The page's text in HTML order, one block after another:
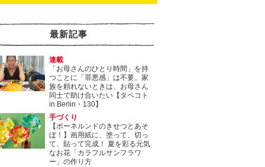
最新記事
連載
「お母さんのひとり時間」を持
つことに「罪悪感」は不要。家
族を頼れないときは、お母さん
同士で助け合いたい【タベコト
in Berlin・130】
手づくり
【ボーネルンドのきせつとあそ
ぼ！】画用紙に、塗って、切っ
て、貼って完成！ 夏を彩る元気
なお花「カラフルサンフラワ
ー」の作り方